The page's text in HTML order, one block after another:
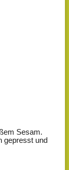
Sesam.
gepresst und